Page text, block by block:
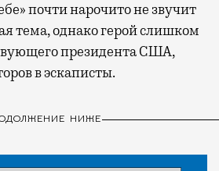
почти нарочито не звучит
тема, однако герой слишком
президента США,
в эскаписты.
НИЖЕ